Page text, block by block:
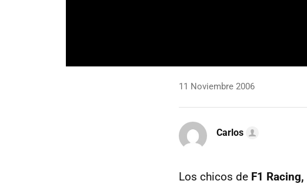
11 Noviembre 2006
Carlos
Los chicos de F1 Racing,